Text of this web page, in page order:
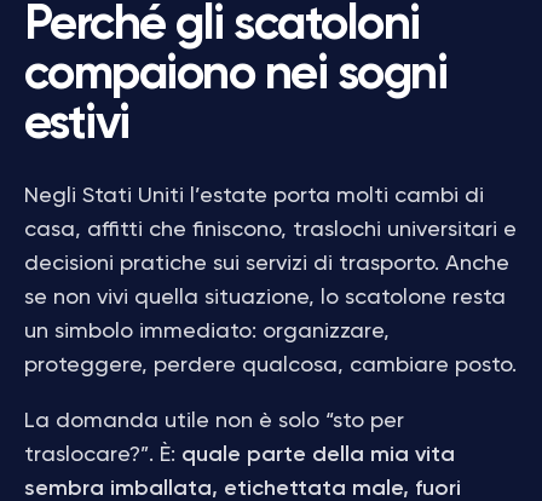
Perché gli scatoloni
compaiono nei sogni
estivi
Negli Stati Uniti l’estate porta molti cambi di
casa, affitti che finiscono, traslochi universitari e
decisioni pratiche sui servizi di trasporto. Anche
se non vivi quella situazione, lo scatolone resta
un simbolo immediato: organizzare,
proteggere, perdere qualcosa, cambiare posto.
La domanda utile non è solo “sto per
traslocare?”. È: quale parte della mia vita
sembra imballata, etichettata male, fuori